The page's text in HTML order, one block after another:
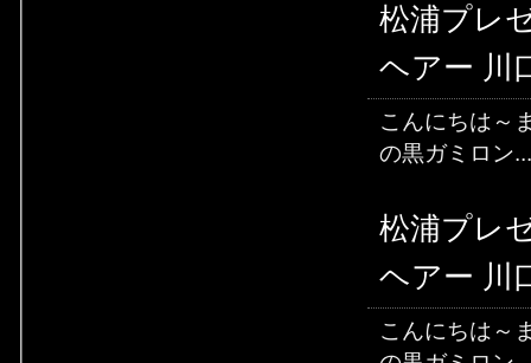
松浦プレ
ヘアー 川
こんにちは～
の黒ガミロン...
松浦プレ
ヘアー 川
こんにちは～